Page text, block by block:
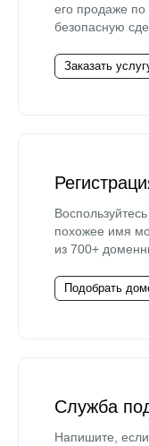
его продаже
безопасную
Заказать
похожее имя
из 700+
Подобрать
Служба
Напишите,